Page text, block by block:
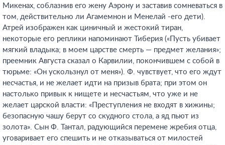
Микенах, соблазнив его жену Аэрону и заставив сомневаться в
том, действительно ли Агамемнон и Менелай -его дети).
Атрей изображен как циничный и жестокий тиран,
некоторые его реплики напоминают Тиберия («Пусть убивает
мягкий владыка; в моем царстве смерть — предмет желания»;
преемник Августа сказал о Карвилии, покончившем с собой в
тюрьме: «Он ускользнул от меня»). Ф. чувствует, что его ждут
несчастья, и не желает идти на призыв брата; при этом он
настолько привык к нищете и несчастьям, что уже и не
желает царской власти: «Преступления не входят в хижины;
безопасную чашу берут со скудного стола, а яд пьют из
золота». Сын Ф. Тантал, радующийся перемене жребия отца,
уговаривает его спешить и не отказываться от милостей